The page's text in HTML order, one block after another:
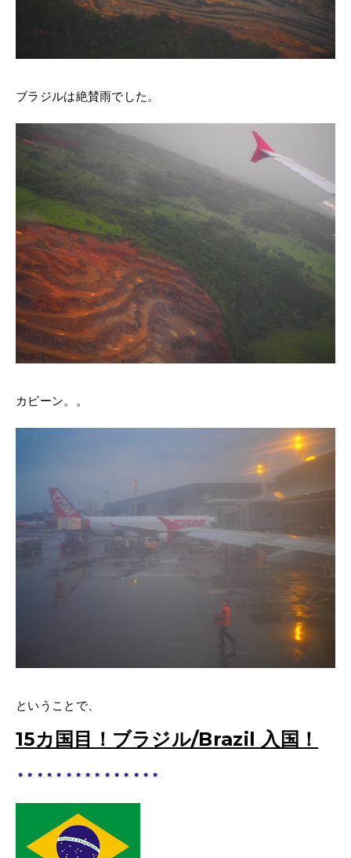
ブラジルは絶賛雨でした。
カピーン。。
ということで、
15カ国目！ブラジル/Brazil 入国 ！
＊＊＊＊＊＊＊＊＊＊＊＊＊＊＊